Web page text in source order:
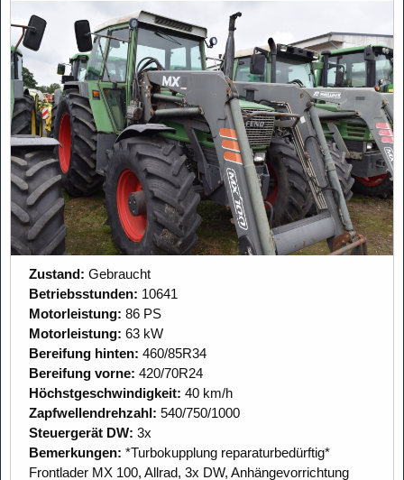
Zustand: Gebraucht
Betriebsstunden: 10641
Motorleistung: 86 PS
Motorleistung: 63 kW
Bereifung hinten: 460/85R34
Bereifung vorne: 420/70R24
Höchstgeschwindigkeit: 40 km/h
Zapfwellendrehzahl: 540/750/1000
Steuergerät DW: 3x
Bemerkungen: *Turbokupplung reparaturbedürftig*
Frontlader MX 100, Allrad, 3x DW, Anhängevorrichtung